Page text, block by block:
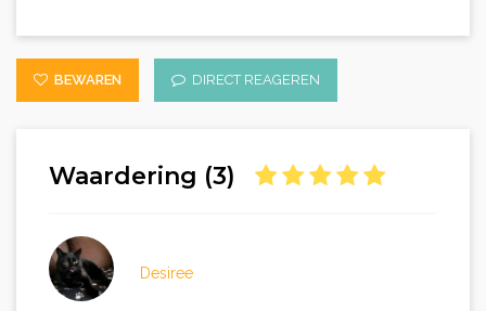
BEWAREN DIRECT REAGEREN
Waardering (3)
Desiree